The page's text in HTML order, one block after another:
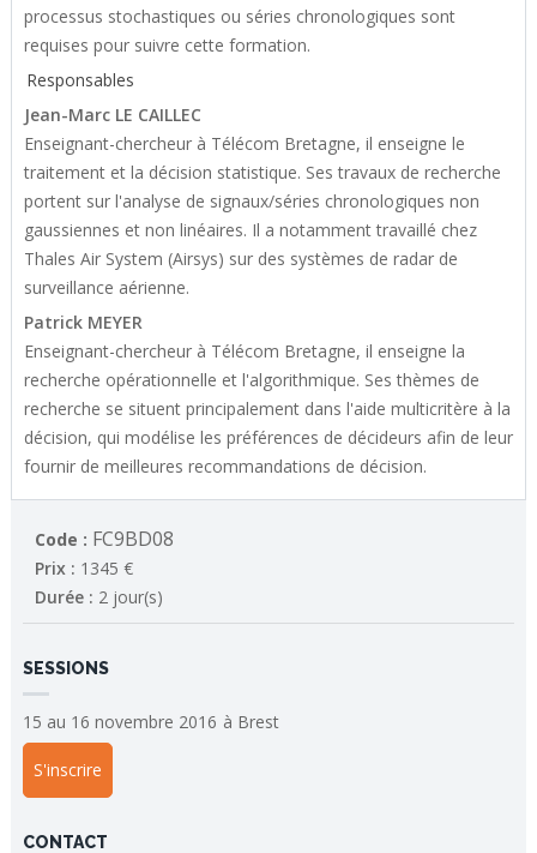
processus stochastiques ou séries chronologiques sont
requises pour suivre cette formation.
Responsables
Jean-Marc LE CAILLEC
Enseignant-chercheur à Télécom Bretagne, il enseigne le
traitement et la décision statistique. Ses travaux de recherche
portent sur l'analyse de signaux/séries chronologiques non
gaussiennes et non linéaires. Il a notamment travaillé chez
Thales Air System (Airsys) sur des systèmes de radar de
surveillance aérienne.
Patrick MEYER
Enseignant-chercheur à Télécom Bretagne, il enseigne la
recherche opérationnelle et l'algorithmique. Ses thèmes de
recherche se situent principalement dans l'aide multicritère à la
décision, qui modélise les préférences de décideurs afin de leur
fournir de meilleures recommandations de décision.
Code : FC9BD08
Prix : 1345 €
Durée : 2 jour(s)
SESSIONS
15 au 16 novembre 2016 à Brest
S'inscrire
CONTACT